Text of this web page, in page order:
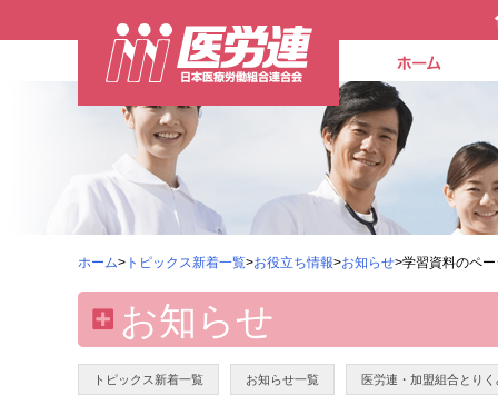
ホーム> トピックス新着一覧>お役立ち情報>お知らせ>学習資料のペ
お知らせ
トピックス新着一覧 お知らせ一覧 医労連・加盟組合とり